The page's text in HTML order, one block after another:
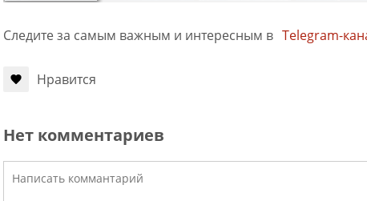
Следите за самым важным и интересным в Telegram-
Нравится
Нет комментариев